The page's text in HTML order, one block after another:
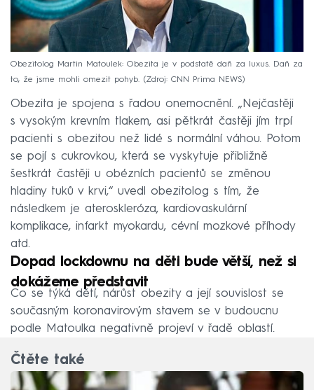
Obezitolog Martin Matoulek: Obezita je v podstatě daň za luxus. Daň za
to, že jsme mohli omezit pohyb.
Zdroj: CNN Prima NEWS
Obezita je spojena s řadou onemocnění. „Nejčastěji
s vysokým krevním tlakem, asi pětkrát častěji jím trpí
pacienti s obezitou než lidé s normální váhou. Potom
se pojí s cukrovkou, která se vyskytuje přibližně
šestkrát častěji u obézních pacientů se změnou
hladiny tuků v krvi,“ uvedl obezitolog s tím, že
následkem je ateroskleróza, kardiovaskulární
komplikace, infarkt myokardu, cévní mozkové příhody
atd.
Dopad lockdownu na děti bude větší, než si
dokážeme představit
Co se týká dětí, nárůst obezity a její souvislost se
současným koronavirovým stavem se v budoucnu
podle Matoulka negativně projeví v řadě oblastí.
Čtěte také